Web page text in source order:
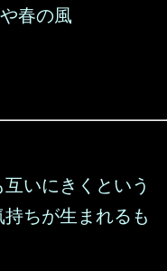
春の風
いにきくという
ちが生まれるも